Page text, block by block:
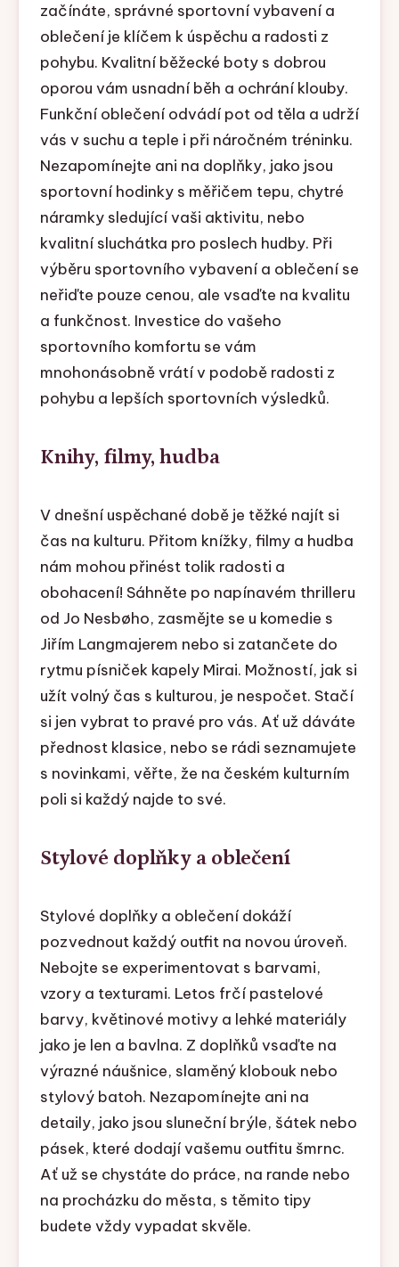
začínáte, správné sportovní vybavení a
oblečení je klíčem k úspěchu a radosti z
pohybu. Kvalitní běžecké boty s dobrou
oporou vám usnadní běh a ochrání klouby.
Funkční oblečení odvádí pot od těla a udrží
vás v suchu a teple i při náročném tréninku.
Nezapomínejte ani na doplňky, jako jsou
sportovní hodinky s měřičem tepu, chytré
náramky sledující vaši aktivitu, nebo
kvalitní sluchátka pro poslech hudby. Při
výběru sportovního vybavení a oblečení se
neřiďte pouze cenou, ale vsaďte na kvalitu
a funkčnost. Investice do vašeho
sportovního komfortu se vám
mnohonásobně vrátí v podobě radosti z
pohybu a lepších sportovních výsledků.
Knihy, filmy, hudba
V dnešní uspěchané době je těžké najít si
čas na kulturu. Přitom knížky, filmy a hudba
nám mohou přinést tolik radosti a
obohacení! Sáhněte po napínavém thrilleru
od Jo Nesbøho, zasmějte se u komedie s
Jiřím Langmajerem nebo si zatančete do
rytmu písniček kapely Mirai. Možností, jak si
užít volný čas s kulturou, je nespočet. Stačí
si jen vybrat to pravé pro vás. Ať už dáváte
přednost klasice, nebo se rádi seznamujete
s novinkami, věřte, že na českém kulturním
poli si každý najde to své.
Stylové doplňky a oblečení
Stylové doplňky a oblečení dokáží
pozvednout každý outfit na novou úroveň.
Nebojte se experimentovat s barvami,
vzory a texturami. Letos frčí pastelové
barvy, květinové motivy a lehké materiály
jako je len a bavlna. Z doplňků vsaďte na
výrazné náušnice, slaměný klobouk nebo
stylový batoh. Nezapomínejte ani na
detaily, jako jsou sluneční brýle, šátek nebo
pásek, které dodají vašemu outfitu šmrnc.
Ať už se chystáte do práce, na rande nebo
na procházku do města, s těmito tipy
budete vždy vypadat skvěle.